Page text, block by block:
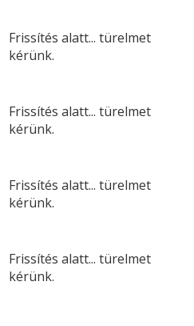
Frissítés alatt... türelmet
kérünk.
Frissítés alatt... türelmet
kérünk.
Frissítés alatt... türelmet
kérünk.
Frissítés alatt... türelmet
kérünk.